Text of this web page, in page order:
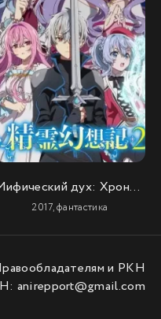
Мифический дух: Хроники 2
2017, фантастика
и РКН
anirepport@gmail.com